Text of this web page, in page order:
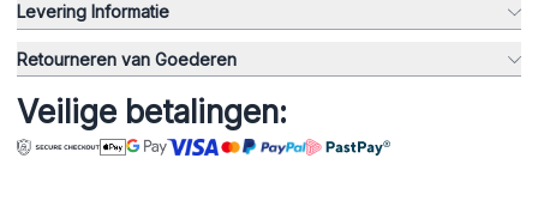
Levering Informatie
Retourneren van Goederen
Veilige betalingen: